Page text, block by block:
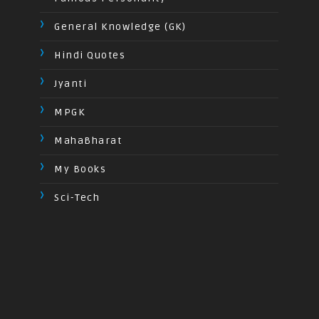
General Knowledge (GK)
Hindi Quotes
Jyanti
MPGK
MahaBharat
My Books
Sci-Tech